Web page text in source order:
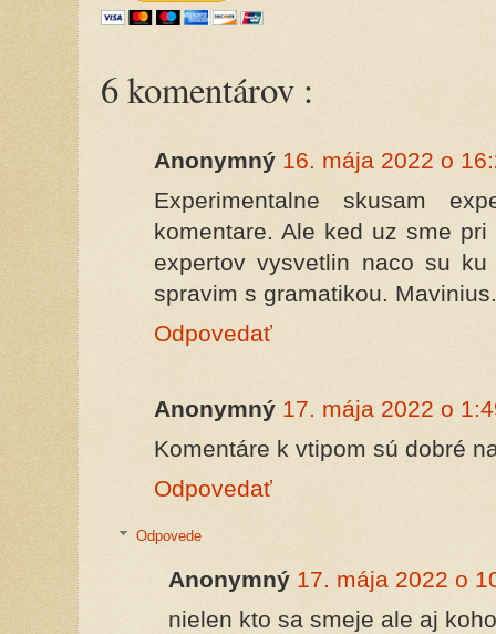
6 komentárov :
Anonymný 16. mája 2022 o
Experimentalne skusam
komentare. Ale ked uz sme
expertov vysvetlin naco su
spravim s gramatikou. Mavinius.
Odpovedať
Anonymný 17. mája 2022 o
Komentáre k vtipom sú dobré
Odpovedať
Odpovede
Anonymný 17. mája 2022 o
nielen kto sa smeje ale aj